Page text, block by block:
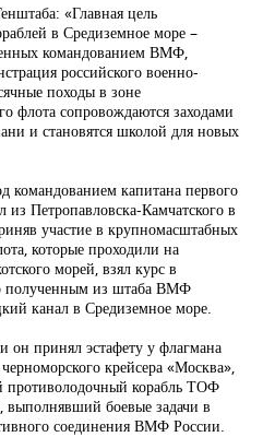
«Главная цель
в Средиземное море –
командованием ВМФ,
российского военно-
походы в зоне
флота сопровождаются заходами
и становятся школой для новых
капитана первого
Петропавловска-Камчатского в
участие в крупномасштабных
которые проходили на
морей, взял курс в
полученным из штаба ВМФ
канал в Средиземное море.
он принял эстафету у флагмана
крейсера «Москва»,
противолодочный корабль ТОФ
выполнявший боевые задачи в
соединения ВМФ России.